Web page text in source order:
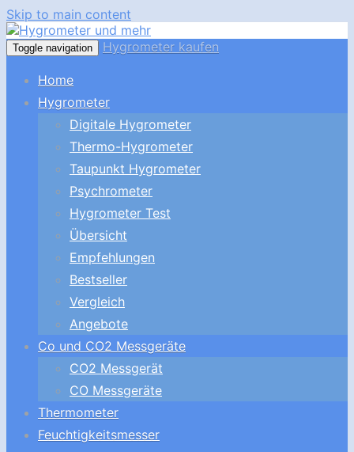
Skip to main content
Toggle navigation Hygrometer kaufen
Home
Hygrometer
Digitale Hygrometer
Thermo-Hygrometer
Taupunkt Hygrometer
Psychrometer
Hygrometer Test
Übersicht
Empfehlungen
Bestseller
Vergleich
Angebote
Co und CO2 Messgeräte
CO2 Messgerät
CO Messgeräte
Thermometer
Feuchtigkeitsmesser